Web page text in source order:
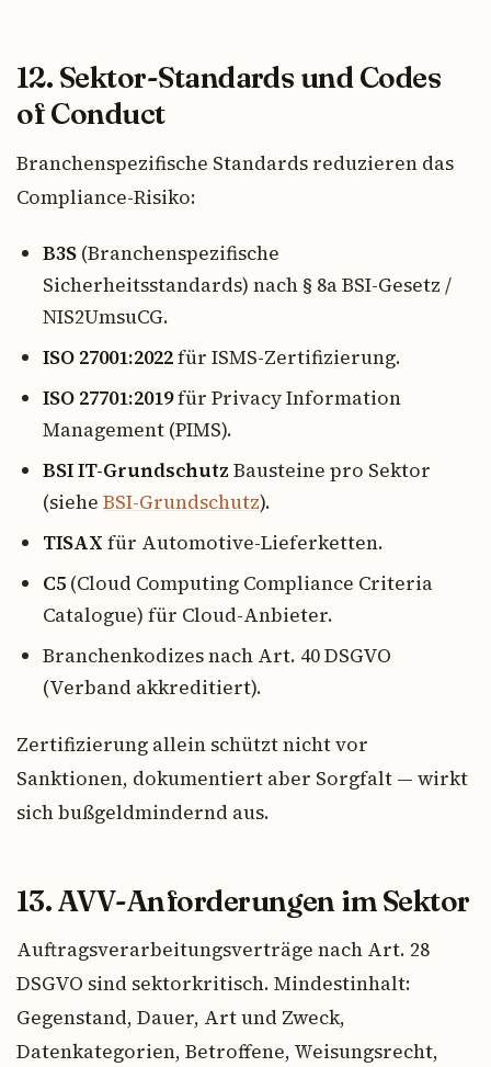
12. Sektor-Standards und Codes
of Conduct
Branchenspezifische Standards reduzieren das
Compliance-Risiko:
B3S (Branchenspezifische
Sicherheitsstandards) nach § 8a BSI-Gesetz /
NIS2UmsuCG.
ISO 27001:2022für ISMS-Zertifizierung.
ISO 27701:2019für Privacy Information
Management (PIMS).
BSI IT-Grundschutz Bausteine pro Sektor
(siehe BSI-Grundschutz).
TISAX für Automotive-Lieferketten.
C5 (Cloud Computing Compliance Criteria
Catalogue) für Cloud-Anbieter.
Branchenkodizes nach Art. 40 DSGVO
(Verband akkreditiert).
Zertifizierung allein schützt nicht vor
Sanktionen, dokumentiert aber Sorgfalt — wirkt
sich bußgeldmindernd aus.
13. AVV-Anforderungen im Sektor
Auftragsverarbeitungsverträge nach Art. 28
DSGVO sind sektorkritisch. Mindestinhalt:
Gegenstand, Dauer, Art und Zweck,
Datenkategorien, Betroffene, Weisungsrecht,